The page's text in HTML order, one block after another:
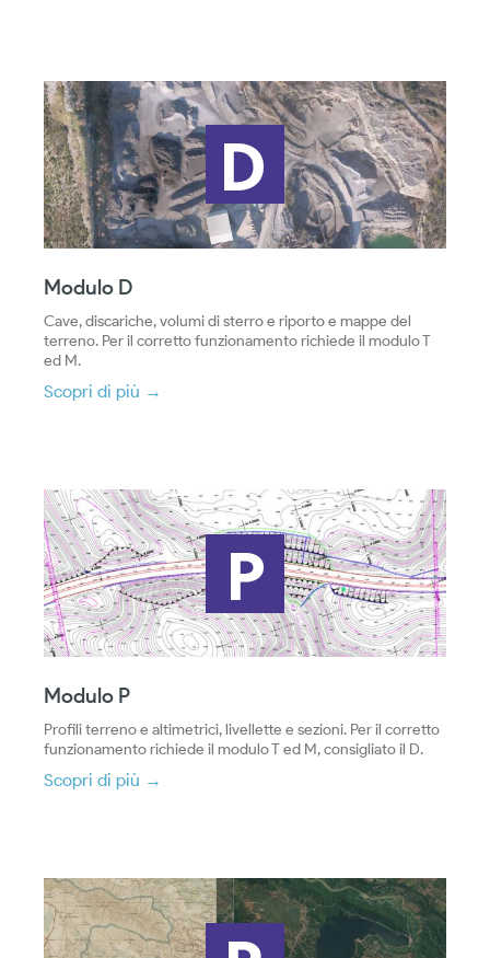
Modulo D
Cave, discariche, volumi di sterro e riporto e mappe del
terreno. Per il corretto funzionamento richiede il modulo T
ed M.
Scopri di più →
Modulo P
Profili terreno e altimetrici, livellette e sezioni. Per il corretto
funzionamento richiede il modulo T ed M, consigliato il D.
Scopri di più →